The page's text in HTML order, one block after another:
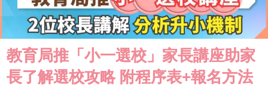
教育局推「小一選校」家長講座助家
長了解選校攻略 附程序表+報名方法